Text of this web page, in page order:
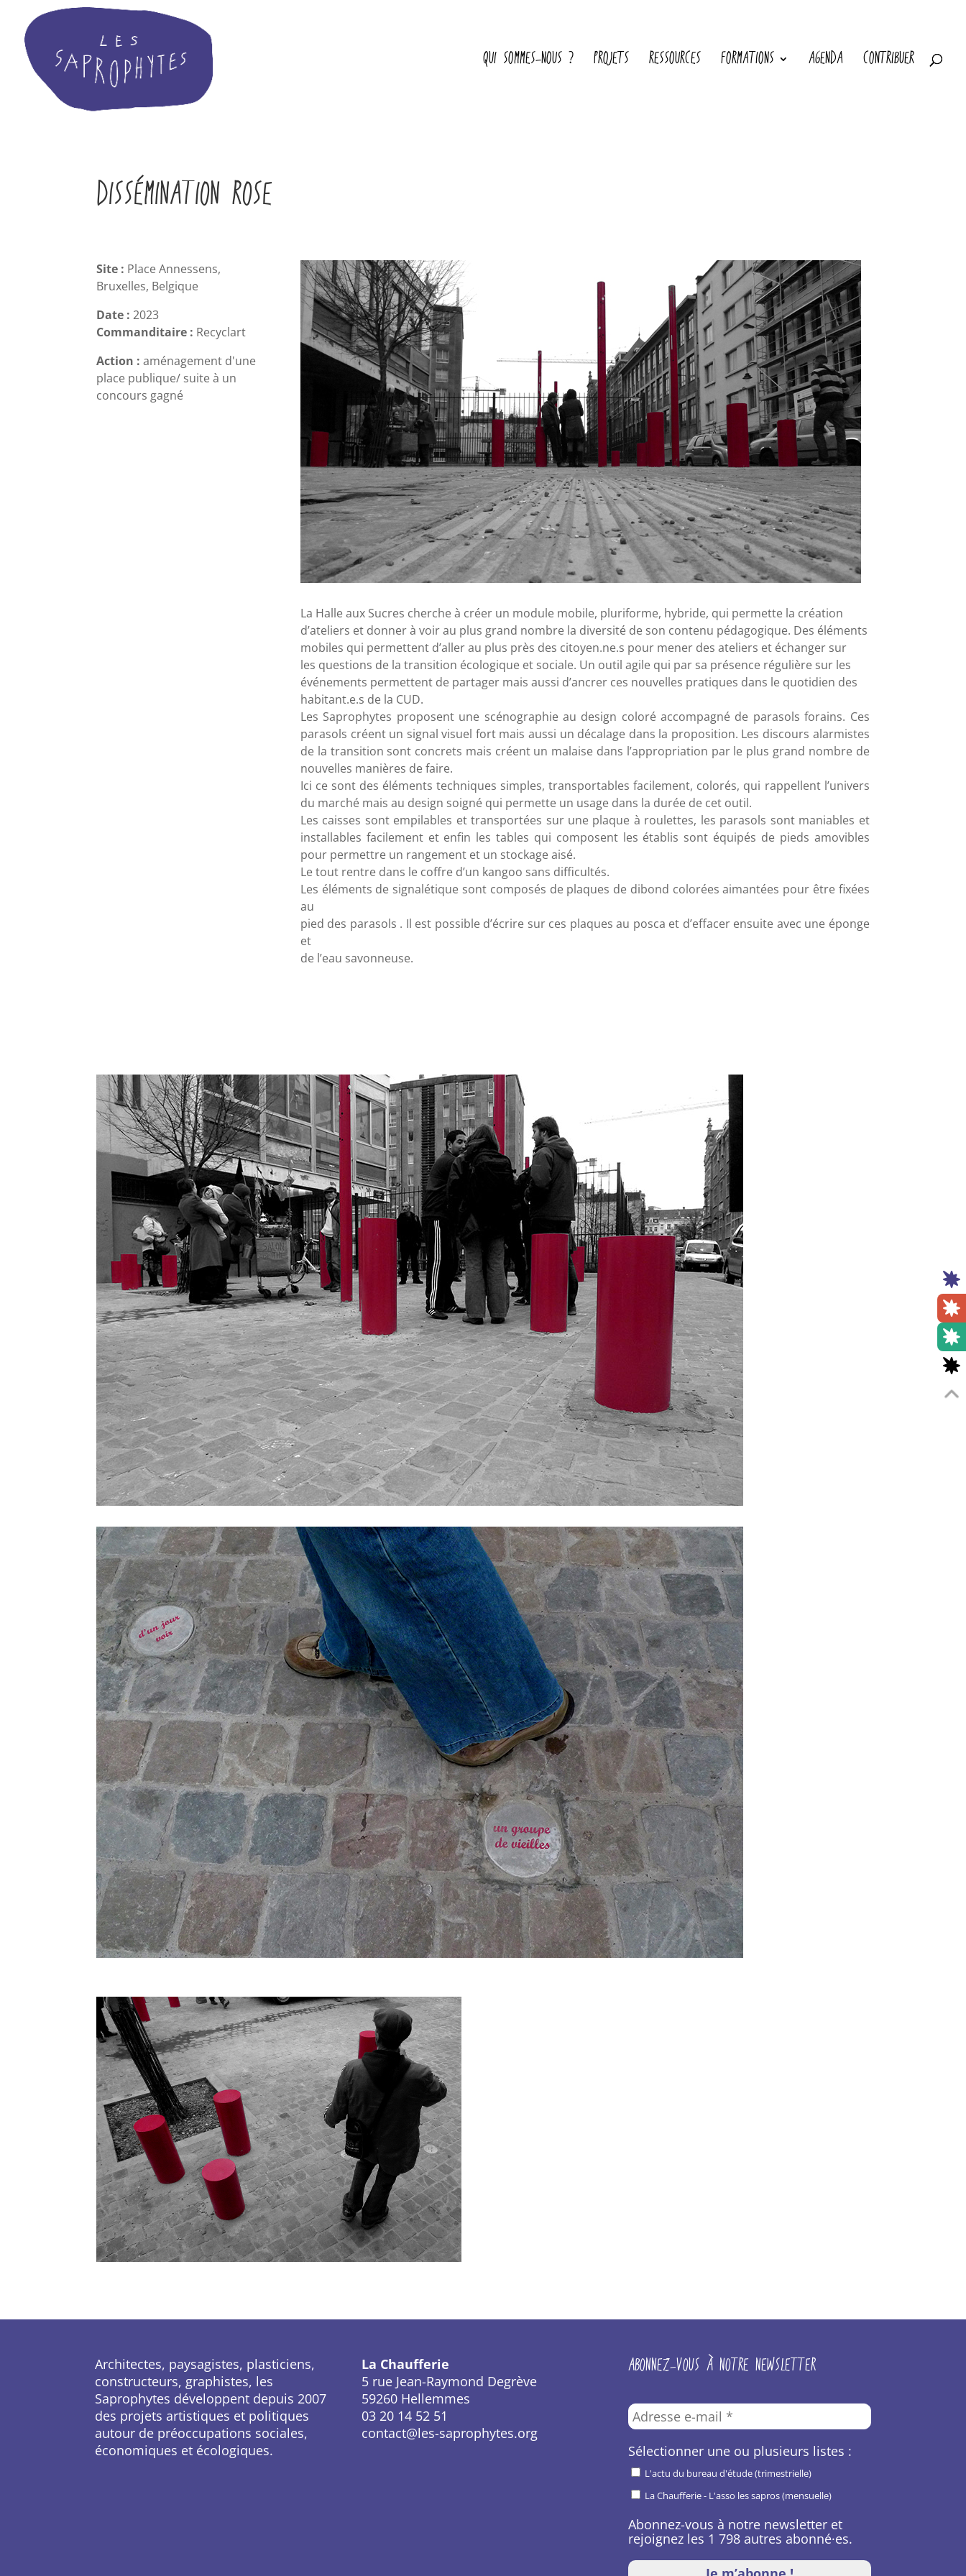
QUI SOMMES-NOUS ? PROJETS RESSOURCES FORMATIONS AGENDA CONTRIBUER
DISSÉMINATION ROSE
Site : Place Annessens,
Bruxelles, Belgique
Date : 2023
Commanditaire : Recyclart
Action : aménagement d'une
place publique/ suite à un
concours gagné
La Halle aux Sucres cherche à créer un module mobile, pluriforme, hybride, qui permette la création
d’ateliers et donner à voir au plus grand nombre la diversité de son contenu pédagogique. Des éléments
mobiles qui permettent d’aller au plus près des citoyen.ne.s pour mener des ateliers et échanger sur
les questions de la transition écologique et sociale. Un outil agile qui par sa présence régulière sur les
événements permettent de partager mais aussi d’ancrer ces nouvelles pratiques dans le quotidien des
habitant.e.s de la CUD.
Les Saprophytes proposent une scénographie au design coloré accompagné de parasols forains. Ces
parasols créent un signal visuel fort mais aussi un décalage dans la proposition. Les discours alarmistes
de la transition sont concrets mais créent un malaise dans l’appropriation par le plus grand nombre de
nouvelles manières de faire.
Ici ce sont des éléments techniques simples, transportables facilement, colorés, qui rappellent l’univers
du marché mais au design soigné qui permette un usage dans la durée de cet outil.
Les caisses sont empilables et transportées sur une plaque à roulettes, les parasols sont maniables et
installables facilement et enfin les tables qui composent les établis sont équipés de pieds amovibles
pour permettre un rangement et un stockage aisé.
Le tout rentre dans le coffre d’un kangoo sans difficultés.
Les éléments de signalétique sont composés de plaques de dibond colorées aimantées pour être fixées
au
pied des parasols . Il est possible d’écrire sur ces plaques au posca et d’effacer ensuite avec une éponge
et
de l’eau savonneuse.
Architectes, paysagistes, plasticiens,
constructeurs, graphistes, les
Saprophytes développent depuis 2007
des projets artistiques et politiques
autour de préoccupations sociales,
économiques et écologiques.
La Chaufferie
5 rue Jean-Raymond Degrève
59260 Hellemmes
03 20 14 52 51
contact@les-saprophytes.org
ABONNEZ-VOUS À NOTRE NEWSLETTER
Sélectionner une ou plusieurs listes :
L'actu du bureau d'étude (trimestrielle)
La Chaufferie - L'asso les sapros (mensuelle)
Abonnez-vous à notre newsletter et
rejoignez les 1 798 autres abonné·es.